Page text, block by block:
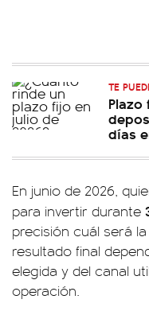
TE
días
En junio de 2026,
para invertir durante
precisión cuál será
resultado final
elegida y del canal
operación.